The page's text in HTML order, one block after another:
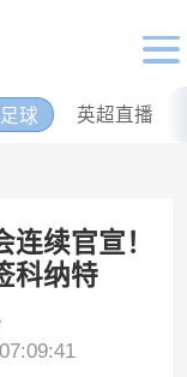
足球 英超直播
续官宣！
科纳特